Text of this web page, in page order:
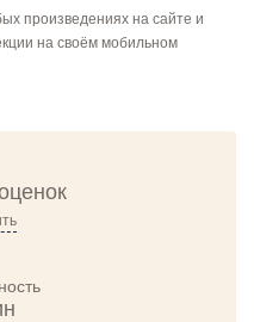
произведениях на сайте и
на своём мобильном